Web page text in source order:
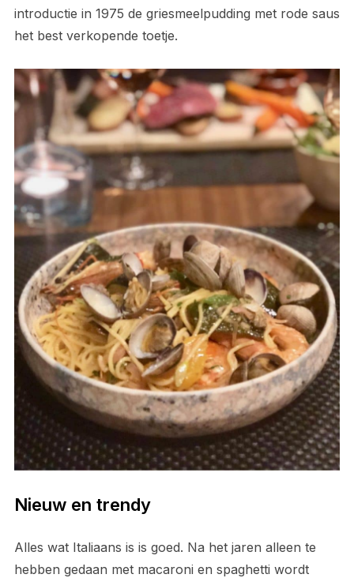
introductie in 1975 de griesmeelpudding met rode saus
het best verkopende toetje.
Nieuw en trendy
Alles wat Italiaans is is goed. Na het jaren alleen te
hebben gedaan met macaroni en spaghetti wordt